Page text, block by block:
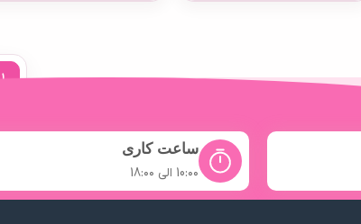
1
ساعت کاری
10:۰۰ الی 18:۰۰